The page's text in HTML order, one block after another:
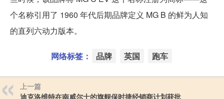
个名称引用了 1960 年代后期品牌定义 MG B 的鲜为人知
的直列六动力版本。
网络标签： 品牌 英国 跑车
上一篇
迪克洛维特在南威尔士的旗舰保时捷经销商计划获批